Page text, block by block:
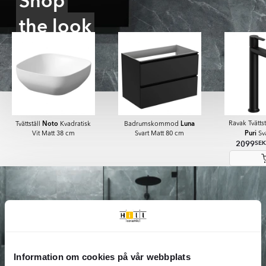
Information om cookies på vår webbplats
the look
Tvättställ Noto Kvadratisk
Vit Matt 38 cm
Badrumskommod Luna
Svart Matt 80 cm
Ravak
Puri
2099SEK
Item
1